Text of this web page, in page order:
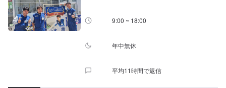
9:00 ~ 18:00
年中無休
平均11時間で返信